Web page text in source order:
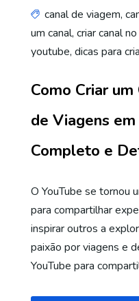
canal de viagem,
um canal, criar canal
youtube, dicas para
Como Criar um
de Viagens
Completo e
O YouTube se tornou
para compartilhar
inspirar outros a
paixão por viagens e
YouTube para